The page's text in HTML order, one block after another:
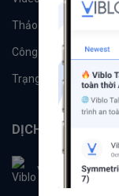
Thảo luận
Công cụ
Trạng thái hệ thống
DỊCH VỤ
Viblo